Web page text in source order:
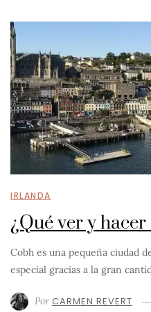
IRLANDA
¿Qué ver y
Cobh es una pequeña ciudad
especial gracias a la gran
Por CARMEN REVERT